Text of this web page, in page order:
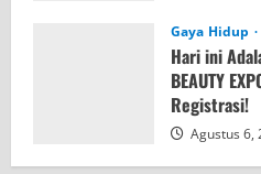
Gaya Hidup
Hari ini
BEAUTY
Registrasi!
Agustus 6,